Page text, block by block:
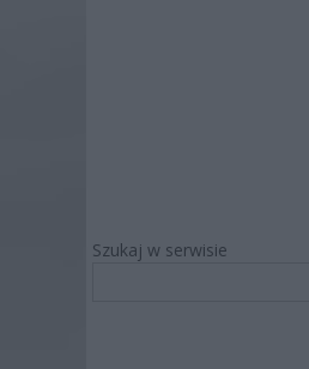
Szukaj w serwisie